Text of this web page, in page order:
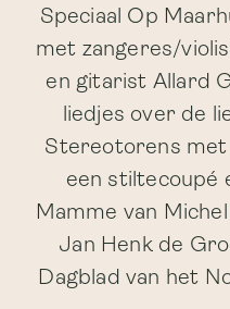
Speciaal Op
met zangeres/
en gitarist Allard
liedjes over de
Stereotorens
een stiltecoupé
Mamme van
Jan Henk de
Dagblad van het